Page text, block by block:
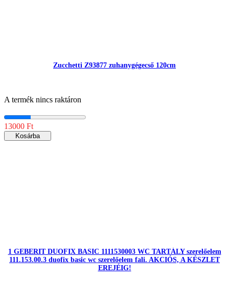
Zucchetti Z93877 zuhanygégecső 120cm
A termék nincs raktáron
13000 Ft
Kosárba
1 GEBERIT DUOFIX BASIC 1111530003 WC TARTÁLY szerelőelem
111.153.00.3 duofix basic wc szerelőelem fali. AKCIÓS, A KÉSZLET
EREJÉIG!